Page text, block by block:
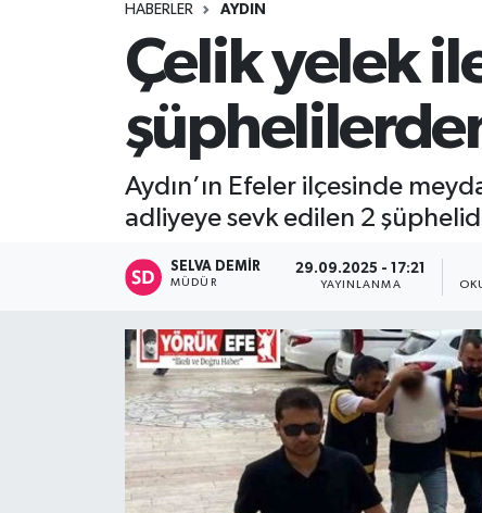
HABERLER AYDIN
Çelik yelek
Aydın’ın Efeler ilçesinde
adliyeye sevk edilen 2
SELVA DEMIR
MÜDÜR
29.09.2025 - 17:21
YAYINLANMA